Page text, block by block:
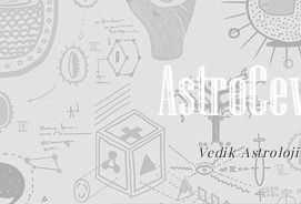
Vedik Astroloji